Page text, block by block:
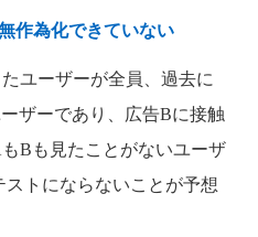
作為化できていない
ユーザーが全員、過去に
ザーであり、広告Bに接触
Bも見たことがないユーザ
トにならないことが予想